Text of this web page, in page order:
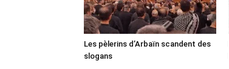
Les pèlerins d’Arbaïn scandent des
slogans